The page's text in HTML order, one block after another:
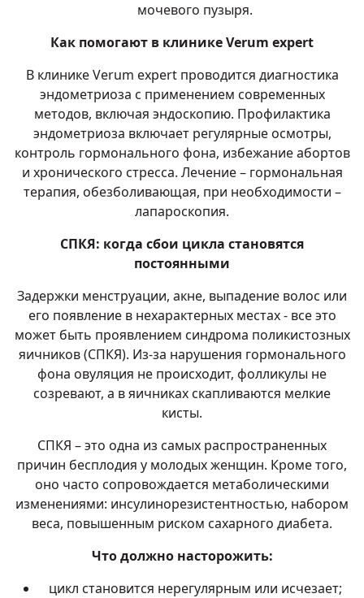
мочевого пузыря.
Как помогают в клинике Verum expert
В клинике Verum expert проводится диагностика
эндометриоза с применением современных
методов, включая эндоскопию. Профилактика
эндометриоза включает регулярные осмотры,
контроль гормонального фона, избежание абортов
и хронического стресса. Лечение – гормональная
терапия, обезболивающая, при необходимости –
лапароскопия.
СПКЯ: когда сбои цикла становятся
постоянными
Задержки менструации, акне, выпадение волос или
его появление в нехарактерных местах - все это
может быть проявлением синдрома поликистозных
яичников (СПКЯ). Из-за нарушения гормонального
фона овуляция не происходит, фолликулы не
созревают, а в яичниках скапливаются мелкие
кисты.
СПКЯ – это одна из самых распространенных
причин бесплодия у молодых женщин. Кроме того,
оно часто сопровождается метаболическими
изменениями: инсулинорезистентностью, набором
веса, повышенным риском сахарного диабета.
Что должно насторожить:
цикл становится нерегулярным или исчезает;